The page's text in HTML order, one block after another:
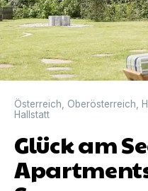
Österreich Oberösterreich
Hallstatt
Glück am